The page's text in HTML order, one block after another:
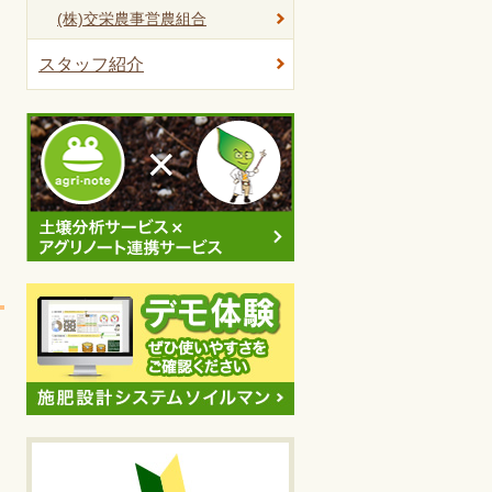
(株)交栄農事営農組合
スタッフ紹介